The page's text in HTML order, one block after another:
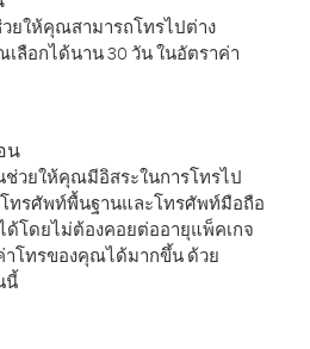
ยให้คุณสามารถโทรไปต่าง
ลือกได้นาน 30 วัน ในอัตราค่า
น
ช่วยให้คุณมีอิสระในการโทรไป
โทรศัพท์พื้นฐานและโทรศัพท์มือถือ
ด้โดยไม่ต้องคอยต่ออายุแพ็คเกจ
โทรของคุณได้มากขึ้น ด้วย
นี้